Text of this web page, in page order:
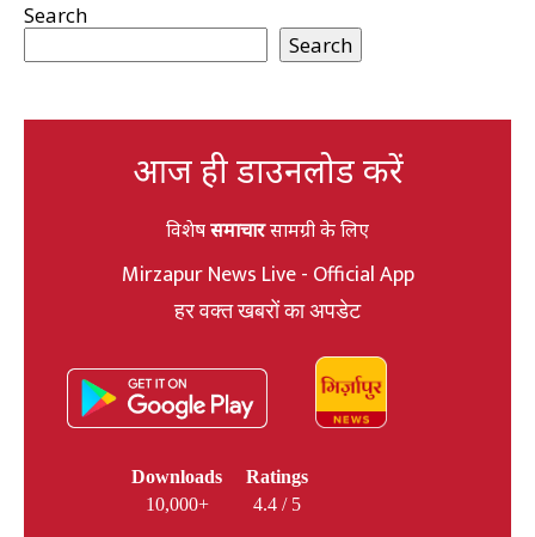
Search
Search
आज ही डाउनलोड करें
विशेषसमाचारसामग्री के लिए
Mirzapur News Live - Official App
हर वक्त खबरों का अपडेट
Downloads
10,000+
Ratings
4.4 / 5